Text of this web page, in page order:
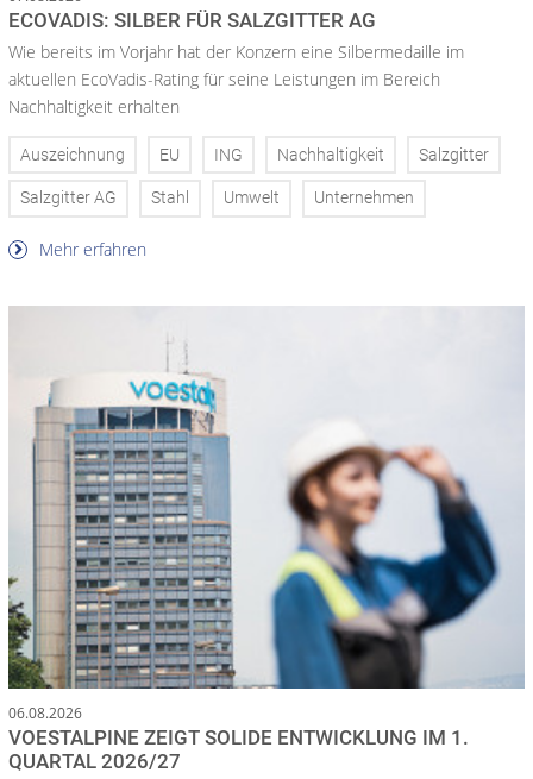
ECOVADIS: SILBER FÜR SALZGITTER AG
Wie bereits im Vorjahr hat der Konzern eine Silbermedaille im
aktuellen EcoVadis-Rating für seine Leistungen im Bereich
Nachhaltigkeit erhalten
Auszeichnung EU ING Nachhaltigkeit Salzgitter
Salzgitter AG Stahl Umwelt Unternehmen
Mehr erfahren
06.08.2026
VOESTALPINE ZEIGT SOLIDE ENTWICKLUNG IM 1.
QUARTAL 2026/27